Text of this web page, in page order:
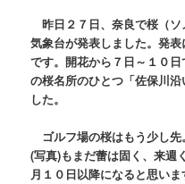
昨日２７日、奈良で桜（
気象台が発表しました。発
です。開花から７日～１０
の桜名所のひとつ「佐保川
した。
ゴルフ場の桜はもう少し
(写真)もまだ蕾は固く、来週
月１０日以降になると思いま